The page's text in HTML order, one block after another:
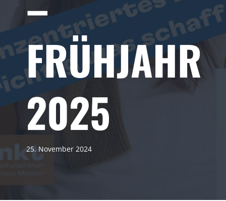
FRÜHJAHR
2025
25. November 2024